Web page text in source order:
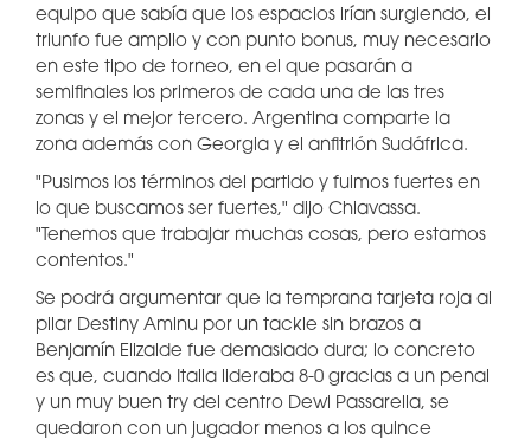
equipo que sabía que los espacios irían surgiendo, el
triunfo fue amplio y con punto bonus, muy necesario
en este tipo de torneo, en el que pasarán a
semifinales los primeros de cada una de las tres
zonas y el mejor tercero. Argentina comparte la
zona además con Georgia y el anfitrión Sudáfrica.
"Pusimos los términos del partido y fuimos fuertes en
lo que buscamos ser fuertes," dijo Chiavassa.
"Tenemos que trabajar muchas cosas, pero estamos
contentos."
Se podrá argumentar que la temprana tarjeta roja al
pilar Destiny Aminu por un tackle sin brazos a
Benjamín Elizalde fue demasiado dura; lo concreto
es que, cuando Italia lideraba 8-0 gracias a un penal
y un muy buen try del centro Dewi Passarella, se
quedaron con un jugador menos a los quince